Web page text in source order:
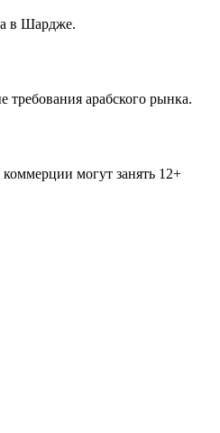
в Шардже.
арабского рынка.
могут занять 12+